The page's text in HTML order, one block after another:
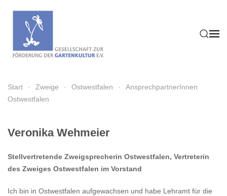
Zum Hauptinhalt springen
Start Zweige Ostwestfalen
AnsprechpartnerInnen
Ostwestfalen
Veronika Wehmeier
Stellvertretende Zweigsprecherin Ostwestfalen, Vertreterin
des Zweiges Ostwestfalen im Vorstand
Ich bin in Ostwestfalen aufgewachsen und habe Lehramt für die